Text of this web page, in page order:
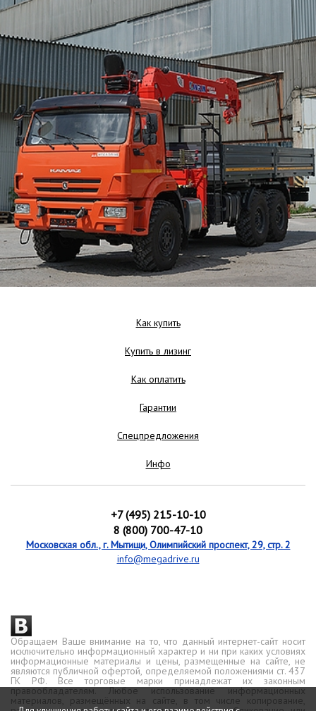
Как купить
Купить в лизинг
Как оплатить
Гарантии
Спецпредложения
Инфо
+7 (495) 215-10-10
8 (800) 700-47-10
Московская обл., г. Мытищи, Олимпийский проспект, 29, стр. 2
info@megadrive.ru
Обращаем Ваше внимание на то, что данный интернет-сайт носит
исключительно информационный характер и ни при каких условиях
информационные материалы и цены, размещенные на сайте, не
являются публичной офертой, определяемой положениями ст. 437
ГК РФ. Все торговые марки принадлежат их законным
правообладателям. Любое использование информационных
материалов, размещённых на сайте, в том числе копирование,